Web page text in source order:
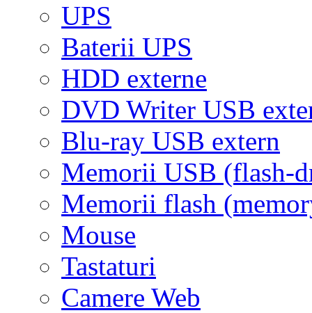
UPS
Baterii UPS
HDD externe
DVD Writer USB
Blu-ray USB extern
Memorii USB (flash-
Memorii flash
Mouse
Tastaturi
Camere Web